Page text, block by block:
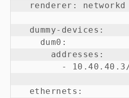
  renderer: networkd
  dummy-devices:
    dum0:
      addresses:
-
  ethernets: